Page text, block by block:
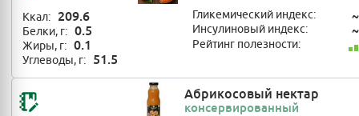
Ккал: 209.6
Белки, г: 0.5
Жиры, г: 0.1
Углеводы, г: 51.5
Гликемический индекс: ~
Инсулиновый индекс: ~
Рейтинг полезности:
Абрикосовый нектар
консервированный